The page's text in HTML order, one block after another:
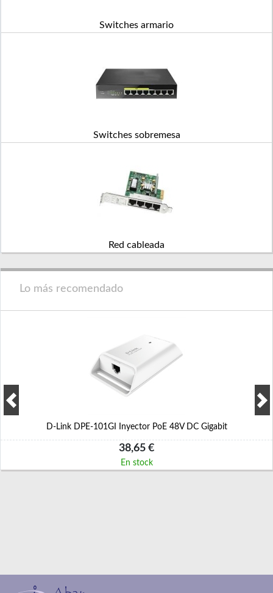
Switches armario
Switches sobremesa
Red cableada
Lo más recomendado
D-Link DPE-101GI Inyector PoE 48V DC Gigabit
38,65 €
En stock